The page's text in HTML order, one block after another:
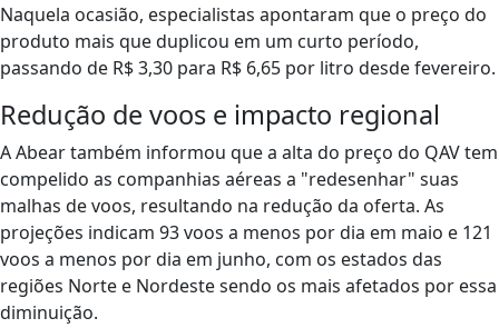
Naquela ocasião, especialistas apontaram que o preço do
produto mais que duplicou em um curto período,
passando de R$ 3,30 para R$ 6,65 por litro desde fevereiro.
Redução de voos e impacto regional
A Abear também informou que a alta do preço do QAV tem
compelido as companhias aéreas a "redesenhar" suas
malhas de voos, resultando na redução da oferta. As
projeções indicam 93 voos a menos por dia em maio e 121
voos a menos por dia em junho, com os estados das
regiões Norte e Nordeste sendo os mais afetados por essa
diminuição.